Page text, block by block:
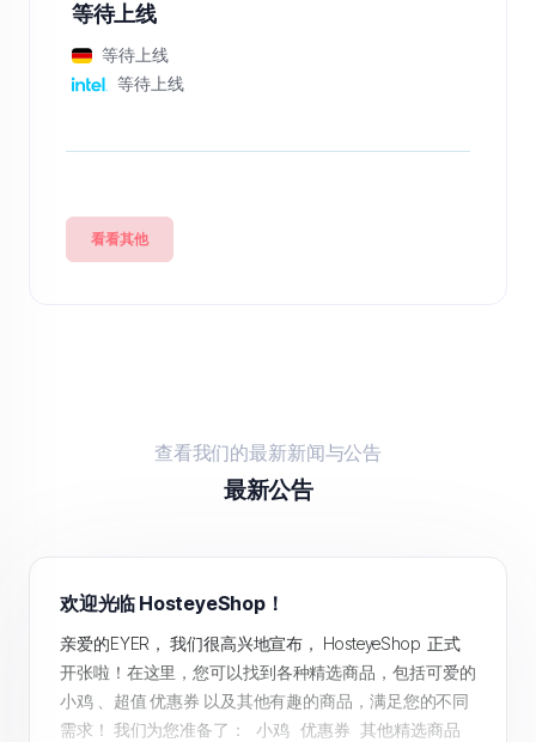
等待上线
等待上线
等待上线
看看其他
查看我们的最新新闻与公告
最新公告
欢迎光临 HosteyeShop！
亲爱的EYER， 我们很高兴地宣布， HosteyeShop 正式
开张啦！在这里，您可以找到各种精选商品，包括可爱的
小鸡 、超值 优惠券 以及其他有趣的商品，满足您的不同
需求！ 我们为您准备了： 小鸡 优惠券 其他精选商品